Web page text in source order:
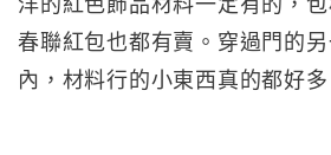
洋的紅色飾品材料一定有的，包
春聯紅包也都有賣。穿過門的
內，材料行的小東西真的都好多